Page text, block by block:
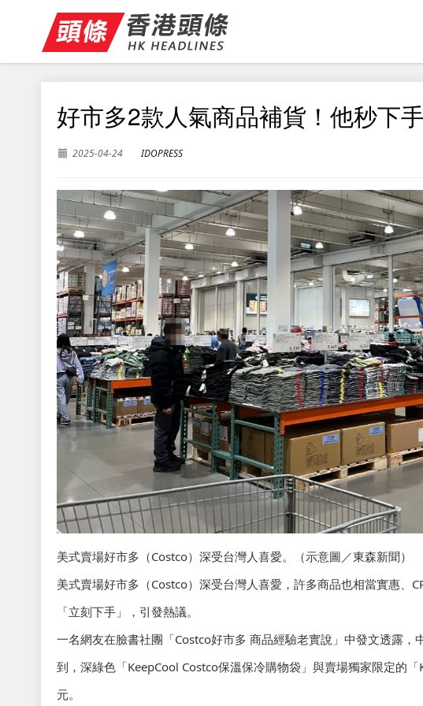
好市多2款人氣商品補貨！他秒下
2025-04-24 IDOPRESS
美式賣場好市多（Costco）深受台灣人喜愛。（示意圖／東森新聞）
美式賣場好市多（Costco）深受台灣人喜愛，許多商品也相當實惠、
「立刻下手」，引發熱議。
一名網友在臉書社團「Costco好市多 商品經驗老實說」中發文透露
到，深綠色「KeepCool Costco保溫保冷購物袋」與賣場獨家限定的
元。